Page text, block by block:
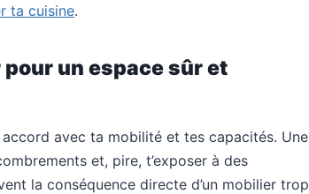
ta cuisine.
un espace sûr et
avec ta mobilité et tes capacités. Une
et, pire, t’exposer à des
la conséquence directe d’un mobilier trop